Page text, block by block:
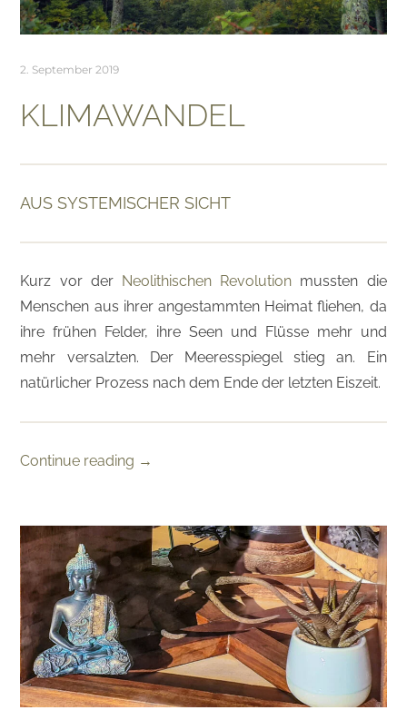
2. September 2019
KLIMAWANDEL
AUS SYSTEMISCHER SICHT
Kurz vor der Neolithischen Revolution mussten die
Menschen aus ihrer angestammten Heimat fliehen, da
ihre frühen Felder, ihre Seen und Flüsse mehr und
mehr versalzten. Der Meeresspiegel stieg an. Ein
natürlicher Prozess nach dem Ende der letzten Eiszeit.
Continue reading →